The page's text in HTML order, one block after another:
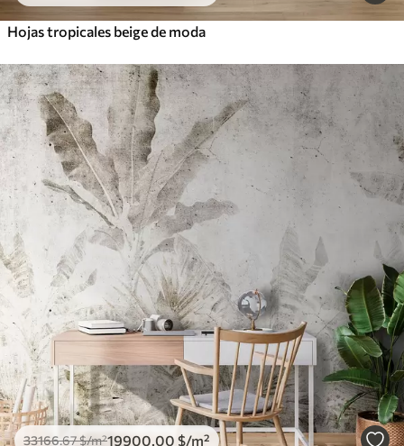
Hojas tropicales beige de moda
33166.67$/m²19900 .00 $/m²